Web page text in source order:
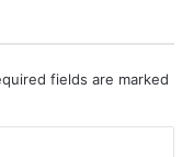
fields are marked